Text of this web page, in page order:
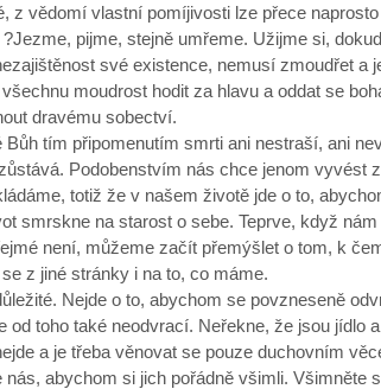
z vědomí vlastní pomíjivosti lze přece
pijme, stejně umřeme. Užijme si,
své existence, nemusí zmoudřet a
moudrost hodit za hlavu a oddat se
dravému sobectví.
Bůh tím připomenutím smrti ani nestraší, ani
Podobenstvím nás chce jenom vyvést
totiž že v našem životě jde o to,
smrskne na starost o sebe. Teprve, když
není, můžeme začít přemýšlet o tom, k
z jiné stránky i na to, co máme.
Nejde o to, abychom se povzneseně
od toho také neodvrací. Neřekne, že jsou jídlo
a je třeba věnovat se pouze duchovním
nás, abychom si jich pořádně všimli. Všimněte